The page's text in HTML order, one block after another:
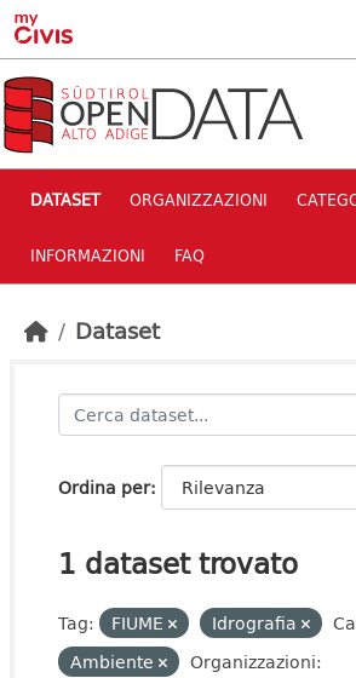
Skip to main content
DATASET ORGANIZZAZIONI
INFORMAZIONI FAQ
Dataset
Ordina per
1 dataset trovato
Tag: FIUME Idrografia
Ambiente
Organizzazioni: